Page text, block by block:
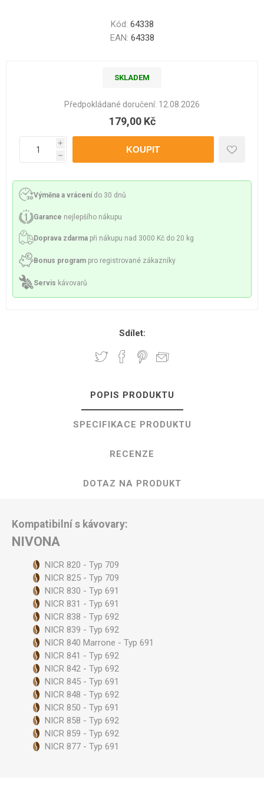
Kód: 64338
EAN: 64338
SKLADEM
Předpokládané doručení: 12.08.2026
179,00 Kč
i
h
Výměna a vrácení do 30 dnů
Garance nejlepšího nákupu
Doprava zdarma při nákupu nad 3000 Kč do 20 kg
Bonus program pro registrované zákazníky
Servis kávovarů
Sdílet:
POPIS PRODUKTU
SPECIFIKACE PRODUKTU
RECENZE
DOTAZ NA PRODUKT
Kompatibilní s kávovary:
NIVONA
NICR 820 - Typ 709
NICR 825 - Typ 709
NICR 830 - Typ 691
NICR 831 - Typ 691
NICR 838 - Typ 692
NICR 839 - Typ 692
NICR 840 Marrone - Typ 691
NICR 841 - Typ 692
NICR 842 - Typ 692
NICR 845 - Typ 691
NICR 848 - Typ 692
NICR 850 - Typ 691
NICR 858 - Typ 692
NICR 859 - Typ 692
NICR 877 - Typ 691